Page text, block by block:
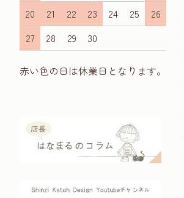
20
21 22 23 24 25
26
27
28 29 30
赤い色の日は休業日となります。